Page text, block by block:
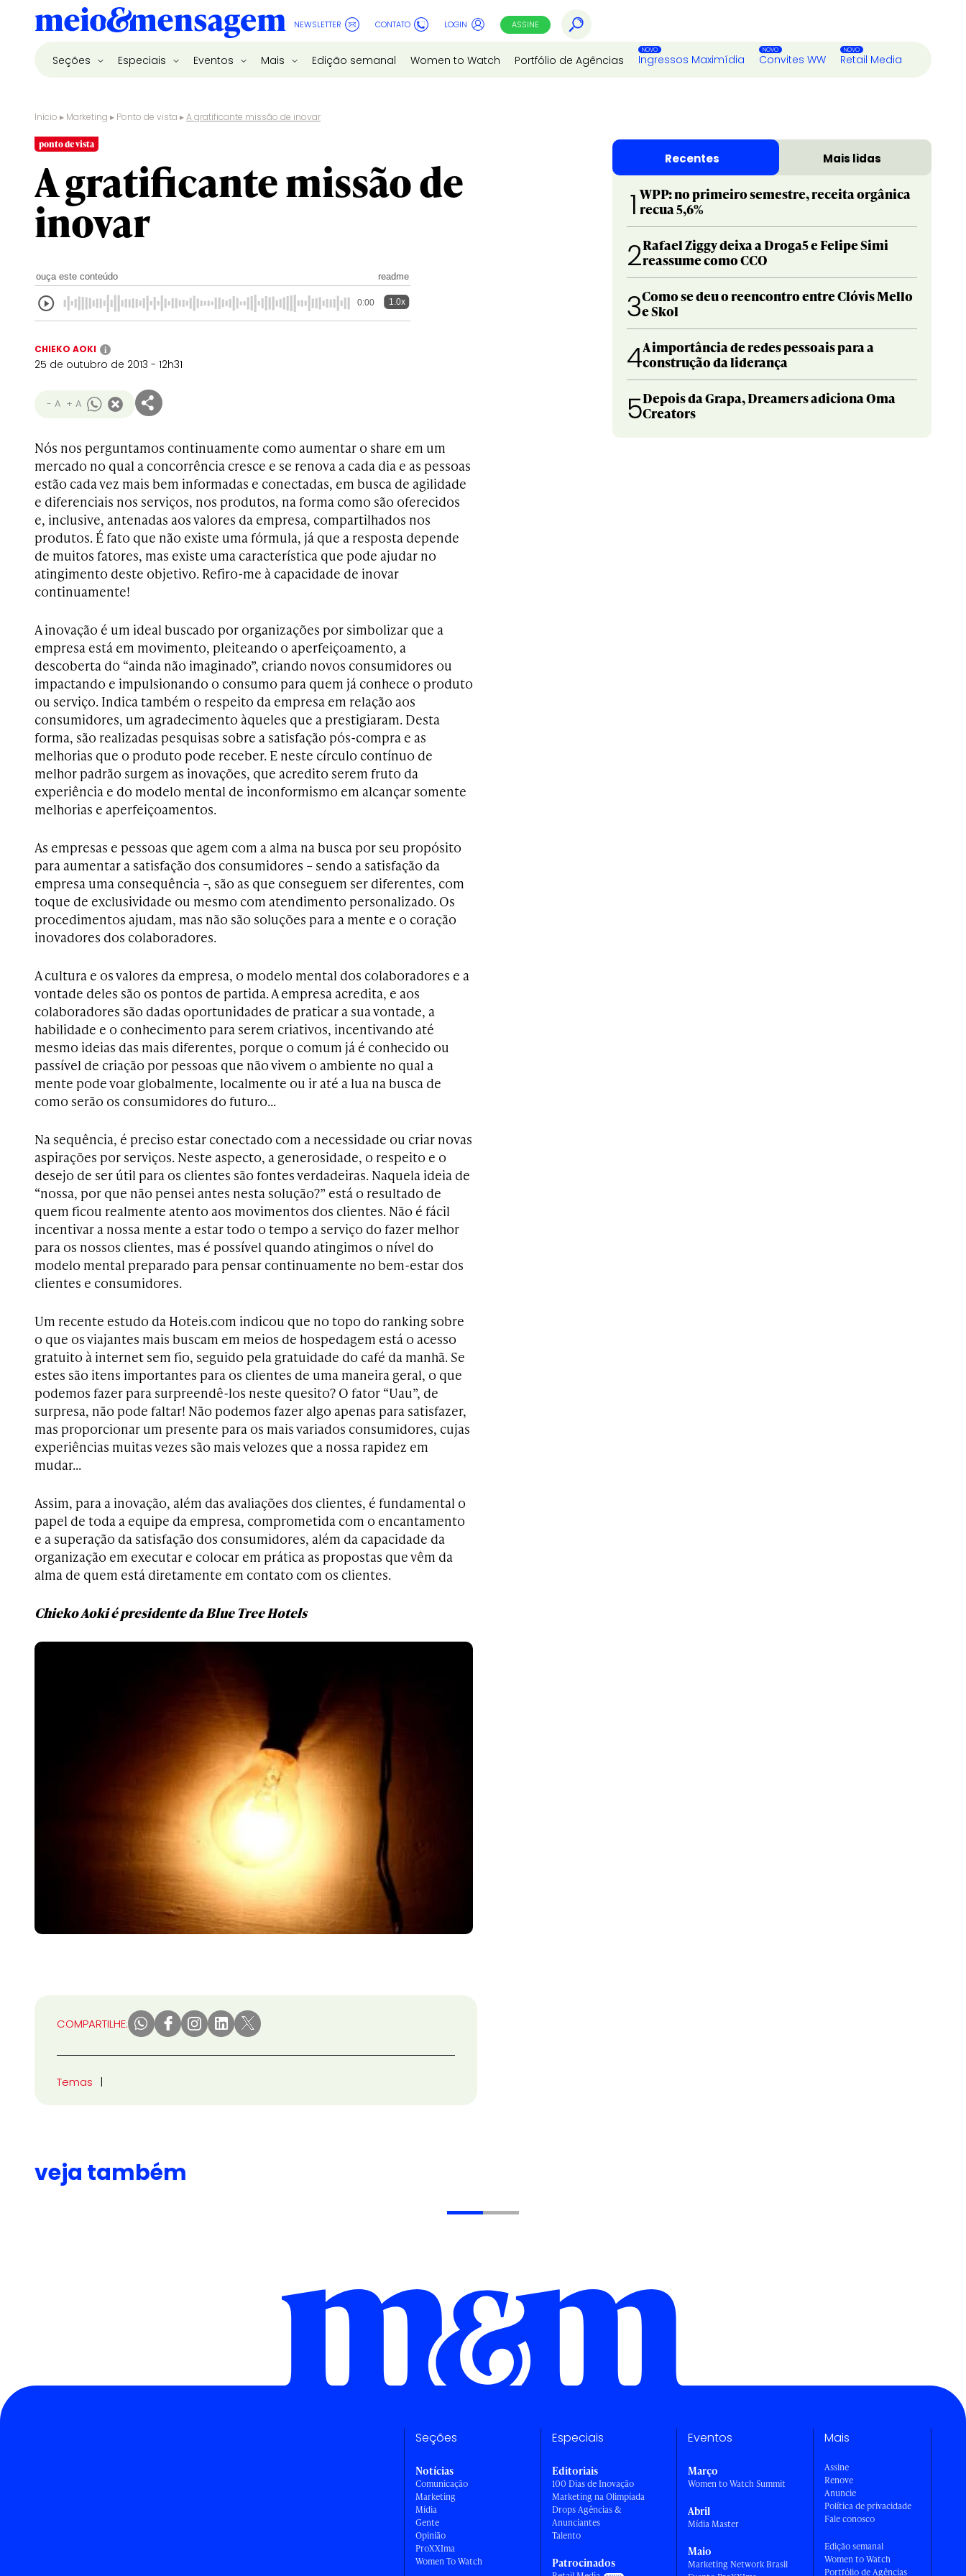
NEWSLETTER CONTATO LOGIN ASSINE
Seções Especiais Eventos Mais Edição semanal Women to Watch Portfólio de Agências Ingressos Maximídia Convites WW Retail Media
Início ▸ Marketing ▸ Ponto de vista ▸A gratificante missão de inovar
ponto de vista
A gratificante missão de
inovar
ouça este conteúdo readme
0:00 1.0x
CHIEKO AOKI i
25 de outubro de 2013 - 12h31
- A + A
Nós nos perguntamos continuamente como aumentar o share em um
mercado no qual a concorrência cresce e se renova a cada dia e as pessoas
estão cada vez mais bem informadas e conectadas, em busca de agilidade
e diferenciais nos serviços, nos produtos, na forma como são oferecidos
e, inclusive, antenadas aos valores da empresa, compartilhados nos
produtos. É fato que não existe uma fórmula, já que a resposta depende
de muitos fatores, mas existe uma característica que pode ajudar no
atingimento deste objetivo. Refiro-me à capacidade de inovar
continuamente!
A inovação é um ideal buscado por organizações por simbolizar que a
empresa está em movimento, pleiteando o aperfeiçoamento, a
descoberta do “ainda não imaginado”, criando novos consumidores ou
impactando e impulsionando o consumo para quem já conhece o produto
ou serviço. Indica também o respeito da empresa em relação aos
consumidores, um agradecimento àqueles que a prestigiaram. Desta
forma, são realizadas pesquisas sobre a satisfação pós-compra e as
melhorias que o produto pode receber. E neste círculo contínuo de
melhor padrão surgem as inovações, que acredito serem fruto da
experiência e do modelo mental de inconformismo em alcançar somente
melhorias e aperfeiçoamentos.
As empresas e pessoas que agem com a alma na busca por seu propósito
para aumentar a satisfação dos consumidores – sendo a satisfação da
empresa uma consequência –, são as que conseguem ser diferentes, com
toque de exclusividade ou mesmo com atendimento personalizado. Os
procedimentos ajudam, mas não são soluções para a mente e o coração
inovadores dos colaboradores.
A cultura e os valores da empresa, o modelo mental dos colaboradores e a
vontade deles são os pontos de partida. A empresa acredita, e aos
colaboradores são dadas oportunidades de praticar a sua vontade, a
habilidade e o conhecimento para serem criativos, incentivando até
mesmo ideias das mais diferentes, porque o comum já é conhecido ou
passível de criação por pessoas que não vivem o ambiente no qual a
mente pode voar globalmente, localmente ou ir até a lua na busca de
como serão os consumidores do futuro…
Na sequência, é preciso estar conectado com a necessidade ou criar novas
aspirações por serviços. Neste aspecto, a generosidade, o respeito e o
desejo de ser útil para os clientes são fontes verdadeiras. Naquela ideia de
“nossa, por que não pensei antes nesta solução?” está o resultado de
quem ficou realmente atento aos movimentos dos clientes. Não é fácil
incentivar a nossa mente a estar todo o tempo a serviço do fazer melhor
para os nossos clientes, mas é possível quando atingimos o nível do
modelo mental preparado para pensar continuamente no bem-estar dos
clientes e consumidores.
Um recente estudo da Hoteis.com indicou que no topo do ranking sobre
o que os viajantes mais buscam em meios de hospedagem está o acesso
gratuito à internet sem fio, seguido pela gratuidade do café da manhã. Se
estes são itens importantes para os clientes de uma maneira geral, o que
podemos fazer para surpreendê-los neste quesito? O fator “Uau”, de
surpresa, não pode faltar! Não podemos fazer algo apenas para satisfazer,
mas proporcionar um presente para os mais variados consumidores, cujas
experiências muitas vezes são mais velozes que a nossa rapidez em
mudar…
Assim, para a inovação, além das avaliações dos clientes, é fundamental o
papel de toda a equipe da empresa, comprometida com o encantamento
e a superação da satisfação dos consumidores, além da capacidade da
organização em executar e colocar em prática as propostas que vêm da
alma de quem está diretamente em contato com os clientes.
Chieko Aoki é presidente da Blue Tree Hotels
COMPARTILHE:
Temas
Recentes Mais lidas
1 WPP: no primeiro semestre, receita orgânica
recua 5,6%
2Rafael Ziggy deixa a Droga5 e Felipe Simi
reassume como CCO
3Como se deu o reencontro entre Clóvis Mello
e Skol
4A importância de redes pessoais para a
construção da liderança
5Depois da Grapa, Dreamers adiciona Oma
Creators
veja também
Seções
Notícias
Comunicação
Marketing
Mídia
Gente
Opinião
ProXXIma
Women To Watch
Especiais
Editoriais
100 Dias de Inovação
Marketing na Olimpíada
Drops Agências &
Anunciantes
Talento
Patrocinados
Eventos
Março
Women to Watch Summit
Abril
Mídia Master
Maio
Marketing Network Brasil
Mais
Assine
Renove
Anuncie
Política de privacidade
Fale conosco
Edição semanal
Women to Watch
Portfólio de Agências